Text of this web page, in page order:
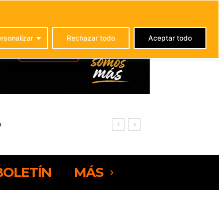
Rechazar todo Aceptar todo
MÁS